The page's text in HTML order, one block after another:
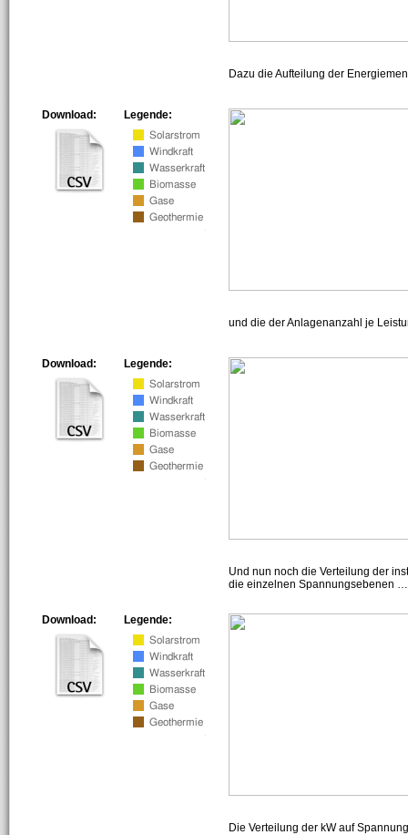
Dazu die Aufteilung der
Legende:
Download:
und die der Anlagenanzahl je
Legende:
Download:
Und nun noch die Verteilung der
die einzelnen Spannungsebenen
Legende:
Download:
Die Verteilung der kW auf